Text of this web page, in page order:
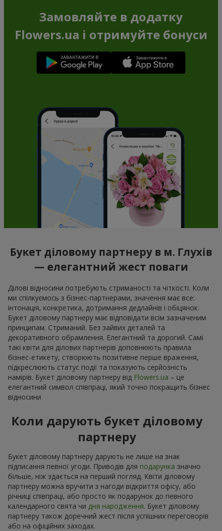
Замовляйте в додатку
Flowers.ua і отримуйте бонуси
Букет діловому партнеру в м. Глухів
— елегантний жест поваги
Ділові відносини потребують стриманості та чіткості. Коли
ми спілкуємось з бізнес-партнерами, значення має все:
інтонація, конкретика, дотримання дедлайнів і обіцянок.
Букет діловому партнеру має відповідати всім зазначеним
принципам. Стриманий. Без зайвих деталей та
декоративного обрамлення. Елегантний та дорогий. Самі
такі квіти для ділових партнерів доповнюють правила
бізнес-етикету, створюють позитивне перше враження,
підкреслюють статус події та показують серйозність
намірів. Букет діловому партнеру від Flowers.ua – це
елегантний символ співпраці, який точно покращить бізнес
відносини
Коли дарують букет діловому
партнеру
Букет діловому партнеру дарують не лише на знак
підписання певної угоди. Приводів для подарунка значно
більше, ніж здається на перший погляд. Квіти діловому
партнеру можна вручити з нагоди відкриття офісу, або
річниці співпраці, або просто як подарунок до певного
календарного свята чи дня народження. Букет діловому
партнеру також доречний жест після успішних переговорів
або на офіційних заходах.